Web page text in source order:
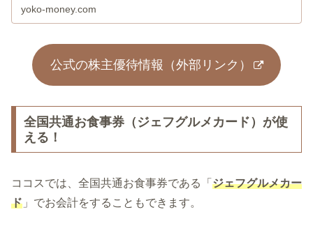
yoko-money.com
公式の株主優待情報（外部リンク）
全国共通お食事券（ジェフグルメカード）が使
える！
ココスでは、全国共通お食事券である「 ジェフグルメカー
ド 」でお会計をすることもできます。